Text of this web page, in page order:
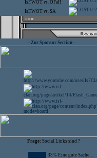
IsF.WOT vs. OFaH
IsF.WOT vs. SA 0:2
- Zur Sponsor Section -
Frage: Social Links sind ?
33% Eine gute Sache ...